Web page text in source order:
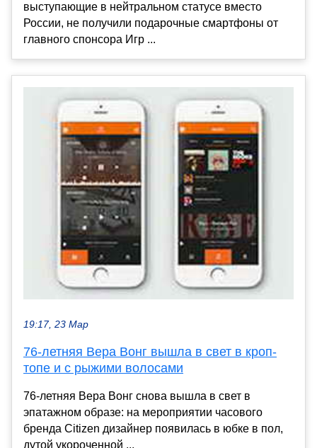
выступающие в нейтральном статусе вместо
России, не получили подарочные смартфоны от
главного спонсора Игр ...
19:17, 23 Мар
76-летняя Вера Вонг вышла в свет в кроп-
топе и с рыжими волосами
76-летняя Вера Вонг снова вышла в свет в
эпатажном образе: на мероприятии часового
бренда Citizen дизайнер появилась в юбке в пол,
дутой укороченной ...